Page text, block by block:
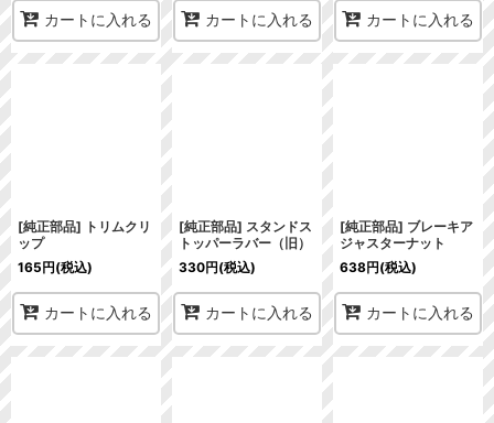
カートに入れる カートに入れる カートに入れる
[純正部品] トリムクリ
ップ
165円(税込)
カートに入れる
[純正部品] スタンドス
トッパーラバー（旧）
330円(税込)
カートに入れる
[純正部品] ブレーキア
ジャスターナット
638円(税込)
カートに入れる